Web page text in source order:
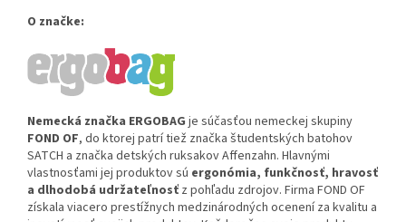
O značke:
Nemecká značka ERGOBAG je súčasťou nemeckej skupiny
FOND OF, do ktorej patrí tiež značka študentských batohov
SATCH a značka detských ruksakov Affenzahn. Hlavnými
vlastnosťami jej produktov sú ergonómia, funkčnosť, hravosť
a dlhodobá udržateľnosť z pohľadu zdrojov. Firma FOND OF
získala viacero prestížnych medzinárodných ocenení za kvalitu a